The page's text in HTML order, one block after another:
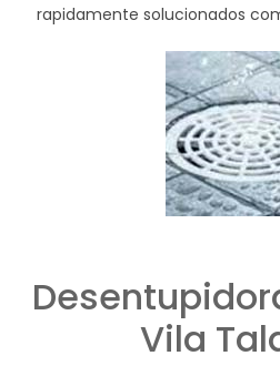
rapidamente solucionados
Vila